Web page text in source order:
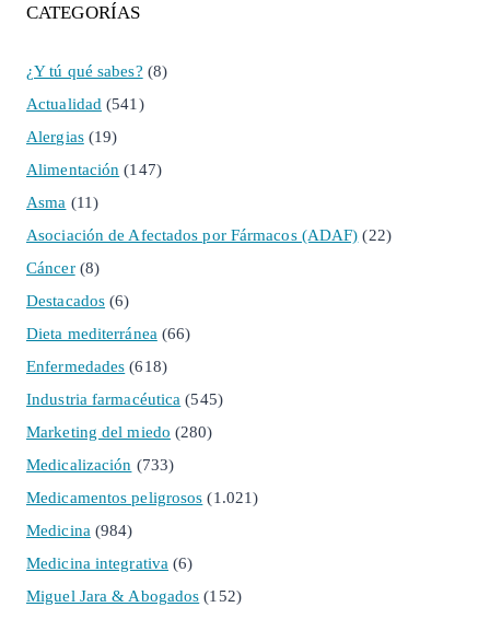
CATEGORÍAS
¿Y tú qué sabes? (8)
Actualidad (541)
Alergias(19)
Alimentación (147)
Asma (11)
Asociación de Afectados por Fármacos (ADAF) (22)
Cáncer(8)
Destacados (6)
Dieta mediterránea (66)
Enfermedades (618)
Industria farmacéutica (545)
Marketing del miedo (280)
Medicalización (733)
Medicamentos peligrosos (1.021)
Medicina (984)
Medicina integrativa (6)
Miguel Jara & Abogados (152)